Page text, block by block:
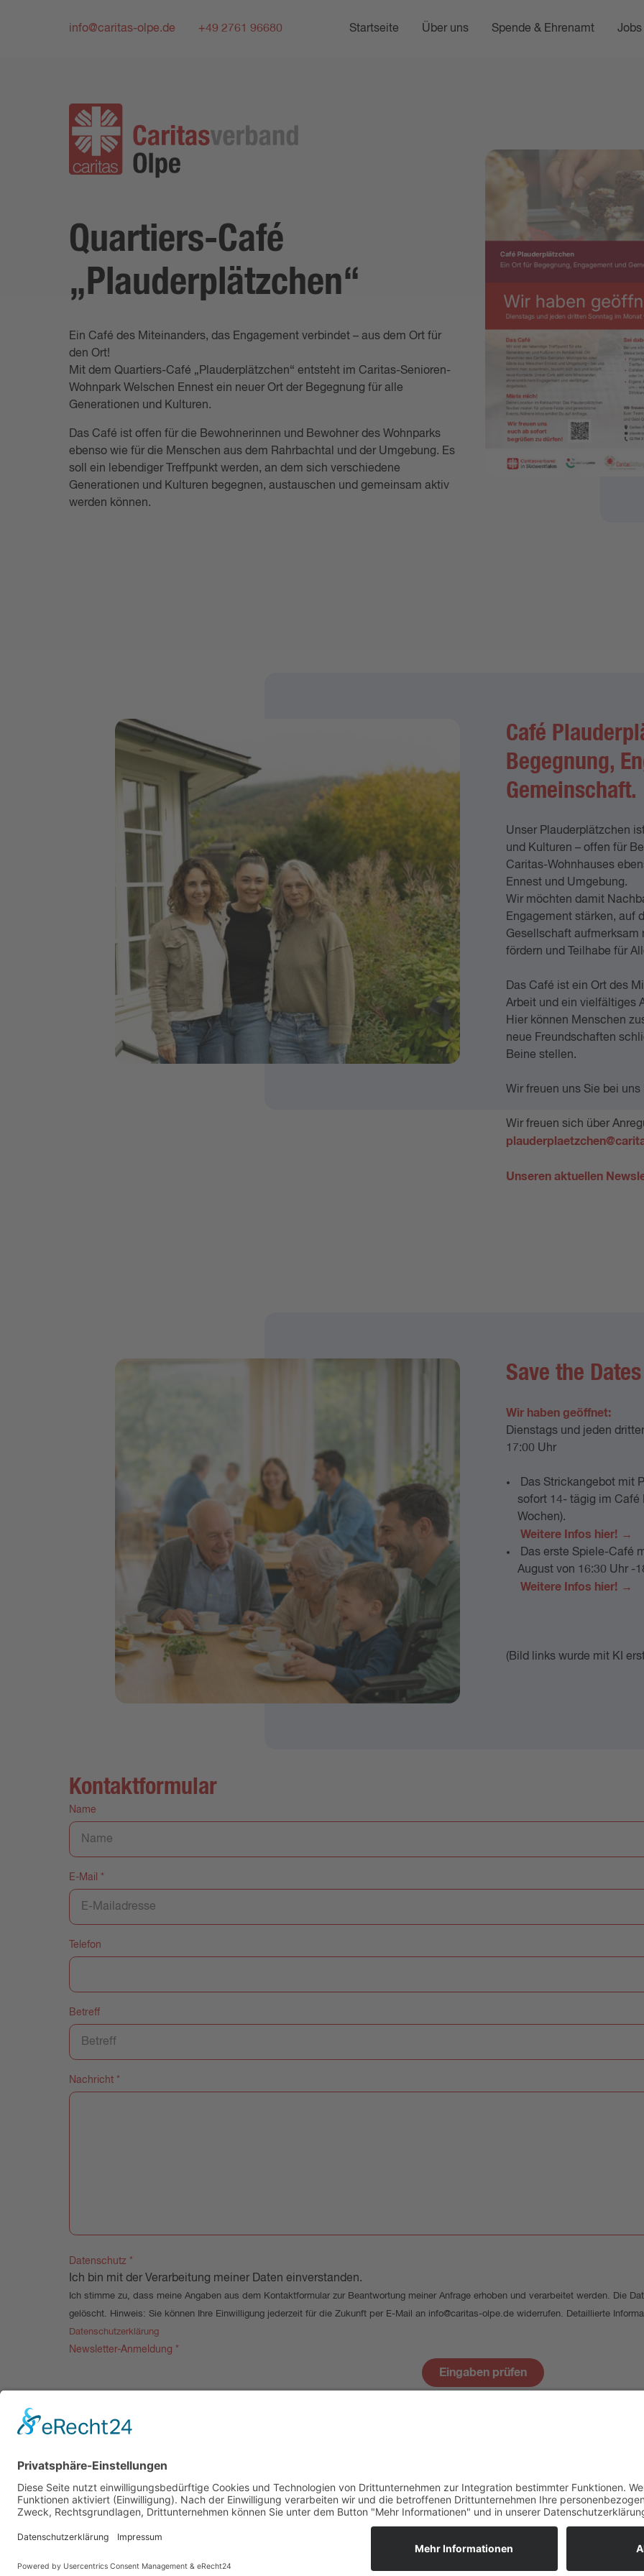
info@caritas-olpe.de +49 2761 96680 Startseite Über uns Spende & Ehrenamt Jobs
Quartiers-Café
„Plauderplätzchen“
Ein Café des Miteinanders, das Engagement verbindet – aus dem Ort für
den Ort!
Mit dem Quartiers-Café „Plauderplätzchen“ entsteht im Caritas-Senioren-
Wohnpark Welschen Ennest ein neuer Ort der Begegnung für alle
Generationen und Kulturen.
Das Café ist offen für die Bewohnerinnen und Bewohner des Wohnparks
ebenso wie für die Menschen aus dem Rahrbachtal und der Umgebung. Es
soll ein lebendiger Treffpunkt werden, an dem sich verschiedene
Generationen und Kulturen begegnen, austauschen und gemeinsam aktiv
werden können.
Café
Begegnung,
Gemeinschaft.
Unser Plauderplätzchen
und Kulturen – offen für
Caritas-Wohnhauses
Ennest und Umgebung.
Wir möchten damit
Engagement stärken, auf
Gesellschaft aufmerksam
fördern und Teilhabe für
Das Café ist ein Ort des
Arbeit und ein vielfältiges
Hier können Menschen
neue Freundschaften
Beine stellen.
Wir freuen uns Sie bei
Wir freuen sich über
Unseren aktuellen
Save the Dates
Wir haben geöffnet:
Dienstags und jeden
17:00 Uhr
Das Strickangebot mit
sofort 14- tägig im Café
Wochen).
Weitere Infos hier!
Das erste Spiele-Café
August von 16:30 Uhr -
Weitere Infos hier!
(Bild links wurde mit KI
Kontaktformular
Name
E-Mail *
Telefon
Betreff
Nachricht *
Datenschutz *
Ich bin mit der Verarbeitung meiner Daten einverstanden.
Ich stimme zu, dass meine Angaben aus dem Kontaktformular zur Beantwortung meiner Anfrage erhoben und verarbeitet werden. Die
gelöscht. Hinweis: Sie können Ihre Einwilligung jederzeit für die Zukunft per E-Mail an info@caritas-olpe.de widerrufen. Detaillierte
Datenschutzerklärung
Newsletter-Anmeldung *
Eingaben prüfen
Zum Anfang der Seite
57462 Olpe-Rhode
Suche
Datenschutz
Cookie-